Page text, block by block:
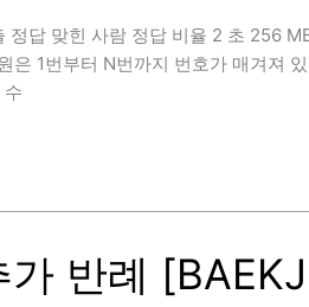
답 맞힌 사람 정답 비율 2 초 256
1번부터 N번까지 번호가 매겨져
반례